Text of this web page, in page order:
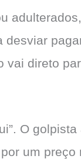
vai direto
O golpista
, por um